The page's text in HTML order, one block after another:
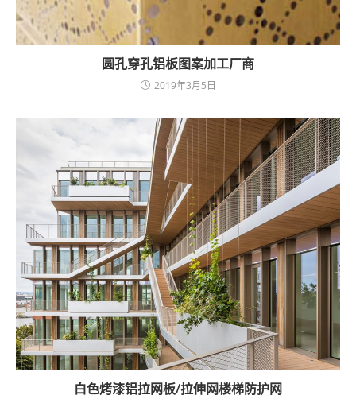
圆孔穿孔铝板图案加工厂商
2019年3月5日
白色烤漆铝拉网板/拉伸网楼梯防护网